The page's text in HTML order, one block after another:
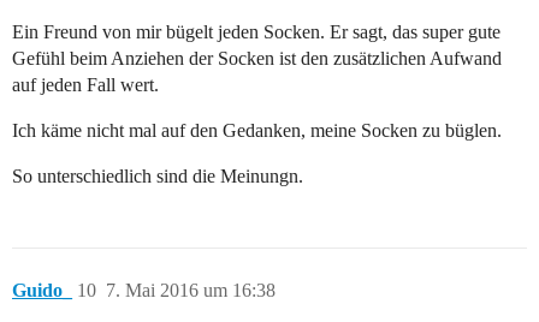
Ein Freund von mir bügelt jeden Socken. Er sagt, das super gute
Gefühl beim Anziehen der Socken ist den zusätzlichen Aufwand
auf jeden Fall wert.
Ich käme nicht mal auf den Gedanken, meine Socken zu büglen.
So unterschiedlich sind die Meinungn.
Guido_ 7. Mai 2016 um 16:38
10